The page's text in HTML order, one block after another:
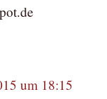
um 18:15